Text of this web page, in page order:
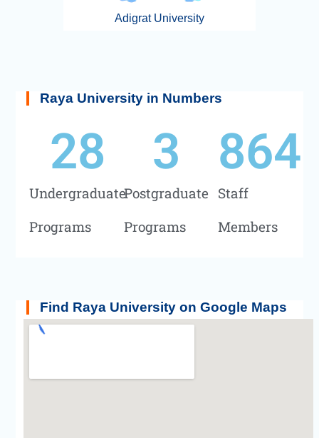
Raya University in Numbers
Undergraduate
Programs
28
Postgraduate
Programs
3 864
Find Raya University on Google Maps